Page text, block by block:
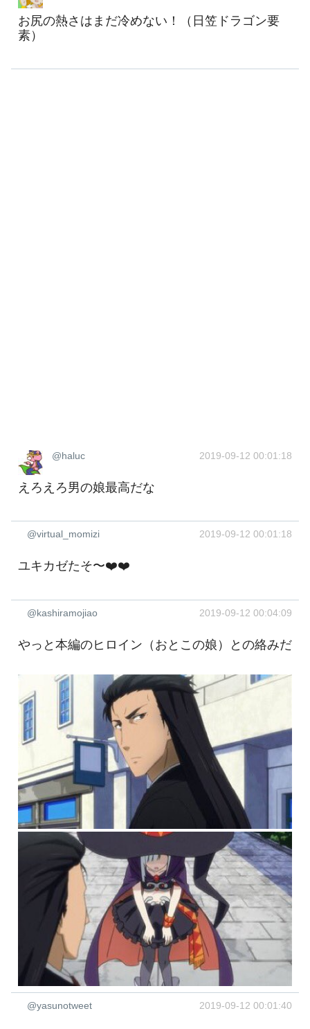
お尻の熱さはまだ冷めない！（日笠ドラゴン要
素）
@haluc 2019-09-12 00:01:18
えろえろ男の娘最高だな
@virtual_momizi 2019-09-12 00:01:18
ユキカゼたそ〜❤️❤️
@kashiramojiao 2019-09-12 00:04:09
やっと本編のヒロイン（おとこの娘）との絡みだ
@yasunotweet 2019-09-12 00:01:40